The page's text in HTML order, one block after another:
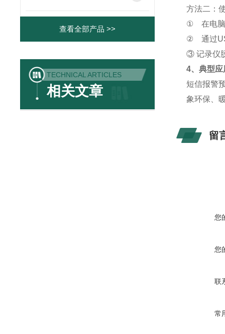
查看全部产品 >>
TECHNICAL ARTICLES
相关文章
方法二：
①
在电
②
通过
③ 记录仪
4、典型应
短信报警
象环保、
留
您
您
联
常